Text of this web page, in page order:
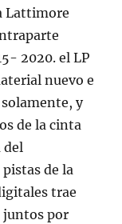
Lattimore
2020. el LP
nuevo e
y
de la cinta
del
de la
trae
juntos por